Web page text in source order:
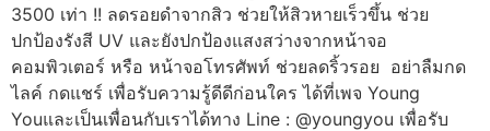
3500 เท่า !! ลดรอยดำจากสิว ช่วยให้สิวหายเร็วขึ้น ช่วย
ปกป้องรังสี UV และยังปกป้องแสงสว่างจากหน้าจอ
คอมพิวเตอร์ หรือ หน้าจอโทรศัพท์ ช่วยลดริ้วรอย อย่าลืมกด
ไลค์ กดแชร์ เพื่อรับความรู้ดีดีก่อนใคร ได้ที่เพจ Young
Youและเป็นเพื่อนกับเราได้ทาง Line : @youngyou เพื่อรับ